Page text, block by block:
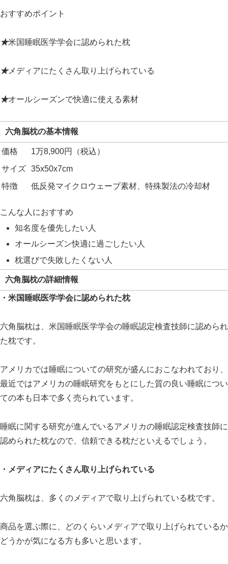
おすすめポイント
★米国睡眠医学学会に認められた枕
★メディアにたくさん取り上げられている
★オールシーズンで快適に使える素材
六角脳枕の基本情報
価格
1万8,900円（税込）
サイズ 35x50x7cm
特徴
低反発マイクロウェーブ素材、特殊製法の冷却材
こんな人におすすめ
知名度を優先したい人
オールシーズン快適に過ごしたい人
枕選びで失敗したくない人
六角脳枕の詳細情報
・米国睡眠医学学会に認められた枕
六角脳枕は、米国睡眠医学学会の睡眠認定検査技師に認められ
た枕です。
アメリカでは睡眠についての研究が盛んにおこなわれており、
最近ではアメリカの睡眠研究をもとにした質の良い睡眠につい
ての本も日本で多く売られています。
睡眠に関する研究が進んでいるアメリカの睡眠認定検査技師に
認められた枕なので、信頼できる枕だといえるでしょう。
・メディアにたくさん取り上げられている
六角脳枕は、多くのメディアで取り上げられている枕です。
商品を選ぶ際に、どのくらいメディアで取り上げられているか
どうかが気になる方も多いと思います。